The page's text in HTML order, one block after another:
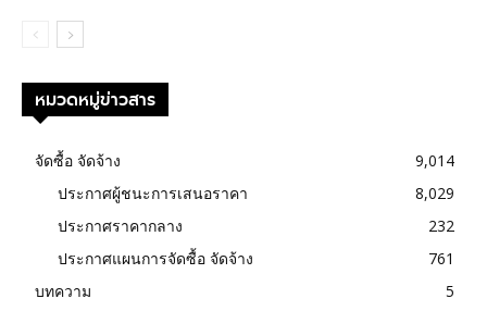
หมวดหมู่ข่าวสาร
จัดซื้อ จัดจ้าง
9,014
ประกาศผู้ชนะการเสนอราคา
8,029
ประกาศราคากลาง
232
ประกาศแผนการจัดซื้อ จัดจ้าง
761
บทความ
5